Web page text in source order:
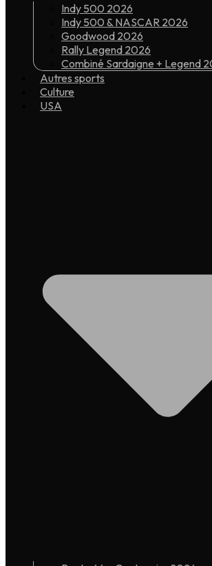
Indy 500 2026
Indy 500 & NASCAR 2026
Goodwood 2026
Rally Legend 2026
Combiné Sardaigne + Legend
Autres sports
Culture
USA